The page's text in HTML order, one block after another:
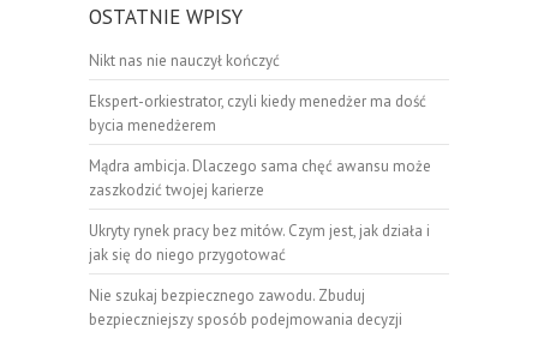
OSTATNIE WPISY
Nikt nas nie nauczył kończyć
Ekspert-orkiestrator, czyli kiedy menedżer ma dość
bycia menedżerem
Mądra ambicja. Dlaczego sama chęć awansu może
zaszkodzić twojej karierze
Ukryty rynek pracy bez mitów. Czym jest, jak działa i
jak się do niego przygotować
Nie szukaj bezpiecznego zawodu. Zbuduj
bezpieczniejszy sposób podejmowania decyzji